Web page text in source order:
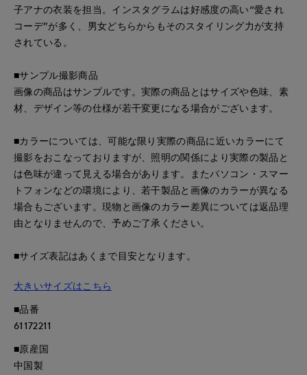
子アナの衣装を担当。インスタグラムは好感度の高い“愛され
コーデ”が多く、男女どちらからもそのスタイリング力が支持
されている。
■サンプル撮影商品
画像の商品はサンプルです。実際の商品とはサイズや色味、素
材、デザイン等の仕様が若干変更になる場合がございます。
■カラーについては、可能な限り実際の商品に近いカラーにて
撮影をおこなっておりますが、照明の関係により実際の製品と
は色味が違って見える場合があります。またパソコン・スマー
トフォンなどの環境により、若干製品と画像のカラーが異なる
場合もございます。現物と画像のカラー差異については返品理
由となりませんので、予めご了承ください。
■サイズ表記はあくまで目安となります。
大きいサイズはこちら
■品番
61172211
■原産国
中国製